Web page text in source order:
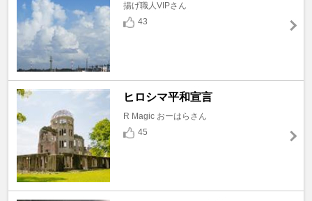
揚げ職人VIPさん
43
ヒロシマ平和宣言
R Magic おーはらさん
45